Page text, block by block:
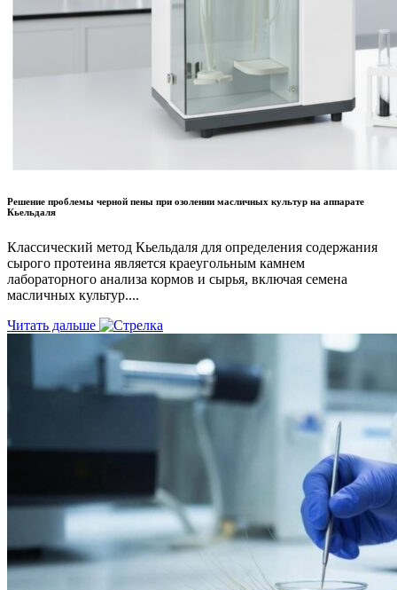
Решение проблемы черной пены при озолении масличных культур на аппарате
Кьельдаля
Классический метод Кьельдаля для определения содержания
сырого протеина является краеугольным камнем
лабораторного анализа кормов и сырья, включая семена
масличных культур....
Читать дальше